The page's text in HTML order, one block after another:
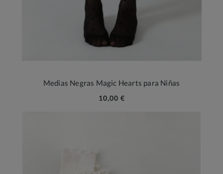
Medias Negras Magic Hearts para Niñas
10,00 €